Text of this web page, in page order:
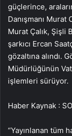
güçlerince,
Danışmanı
Murat Çalık, Şişli
şarkıcı Ercan
gözaltına alındı.
Müdürlüğünün
işlemleri sürüyor.
Haber Kaynak :
“Yayınlanan tüm